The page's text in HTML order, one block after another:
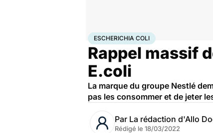
AccueilBien-être Nutrition
ESCHERICHIA COLI
Rappel massif
E.coli
La marque du groupe Nestlé
pas les consommer et de jeter
Par La rédaction d'Allo
Rédigé le 18/03/2022